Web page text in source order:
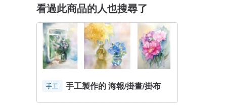
看過此商品的人也搜尋了
手工 手工製作的 海報/掛畫/掛布